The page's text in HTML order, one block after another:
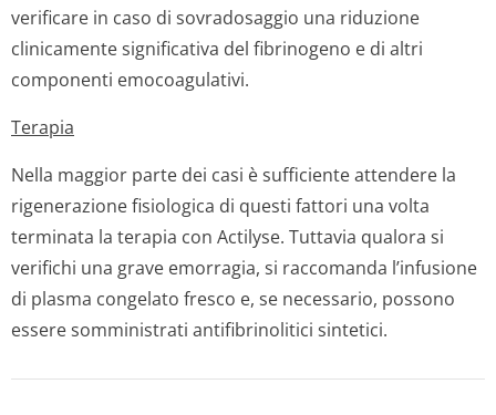
verificare in caso di sovradosaggio una riduzione
clinicamente significativa del fibrinogeno e di altri
componenti emocoagulativi.
Terapia
Nella maggior parte dei casi è sufficiente attendere la
rigenerazione fisiologica di questi fattori una volta
terminata la terapia con Actilyse. Tuttavia qualora si
verifichi una grave emorragia, si raccomanda l’infusione
di plasma congelato fresco e, se necessario, possono
essere somministrati antifibrinolitici sintetici.